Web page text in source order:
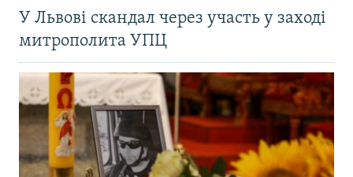
У Львові скандал через участь у заході
митрополита УПЦ